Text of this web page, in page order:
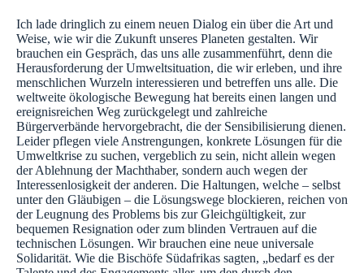
Ich lade dringlich zu einem neuen Dialog ein über die Art und
Weise, wie wir die Zukunft unseres Planeten gestalten. Wir
brauchen ein Gespräch, das uns alle zusammenführt, denn die
Herausforderung der Umweltsituation, die wir erleben, und ihre
menschlichen Wurzeln interessieren und betreffen uns alle. Die
weltweite ökologische Bewegung hat bereits einen langen und
ereignisreichen Weg zurückgelegt und zahlreiche
Bürgerverbände hervorgebracht, die der Sensibilisierung dienen.
Leider pflegen viele Anstrengungen, konkrete Lösungen für die
Umweltkrise zu suchen, vergeblich zu sein, nicht allein wegen
der Ablehnung der Machthaber, sondern auch wegen der
Interessenlosigkeit der anderen. Die Haltungen, welche – selbst
unter den Gläubigen – die Lösungswege blockieren, reichen von
der Leugnung des Problems bis zur Gleichgültigkeit, zur
bequemen Resignation oder zum blinden Vertrauen auf die
technischen Lösungen. Wir brauchen eine neue universale
Solidarität. Wie die Bischöfe Südafrikas sagten, „bedarf es der